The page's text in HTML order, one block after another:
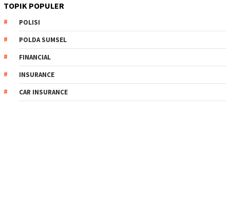
TOPIK POPULER
POLISI
POLDA SUMSEL
FINANCIAL
INSURANCE
CAR INSURANCE